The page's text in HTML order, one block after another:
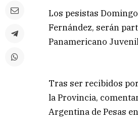
Los pesistas
Fernández, serán
Panamericano
Tras ser recibidos
la Provincia,
Argentina de Pesas